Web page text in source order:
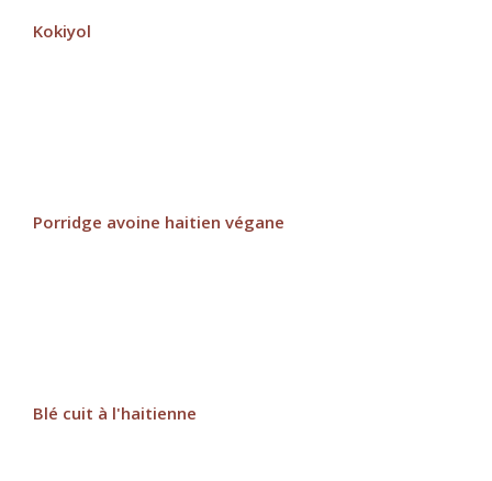
Kokiyol
Porridge avoine haitien végane
Blé cuit à l'haitienne